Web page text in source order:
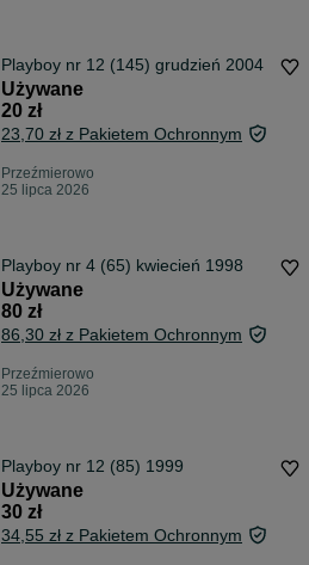
Playboy nr 12 (145) grudzień 2004
Używane
20 zł
23,70 zł z Pakietem Ochronnym
Przeźmierowo
25 lipca 2026
Playboy nr 4 (65) kwiecień 1998
Używane
80 zł
86,30 zł z Pakietem Ochronnym
Przeźmierowo
25 lipca 2026
Playboy nr 12 (85) 1999
Używane
30 zł
34,55 zł z Pakietem Ochronnym